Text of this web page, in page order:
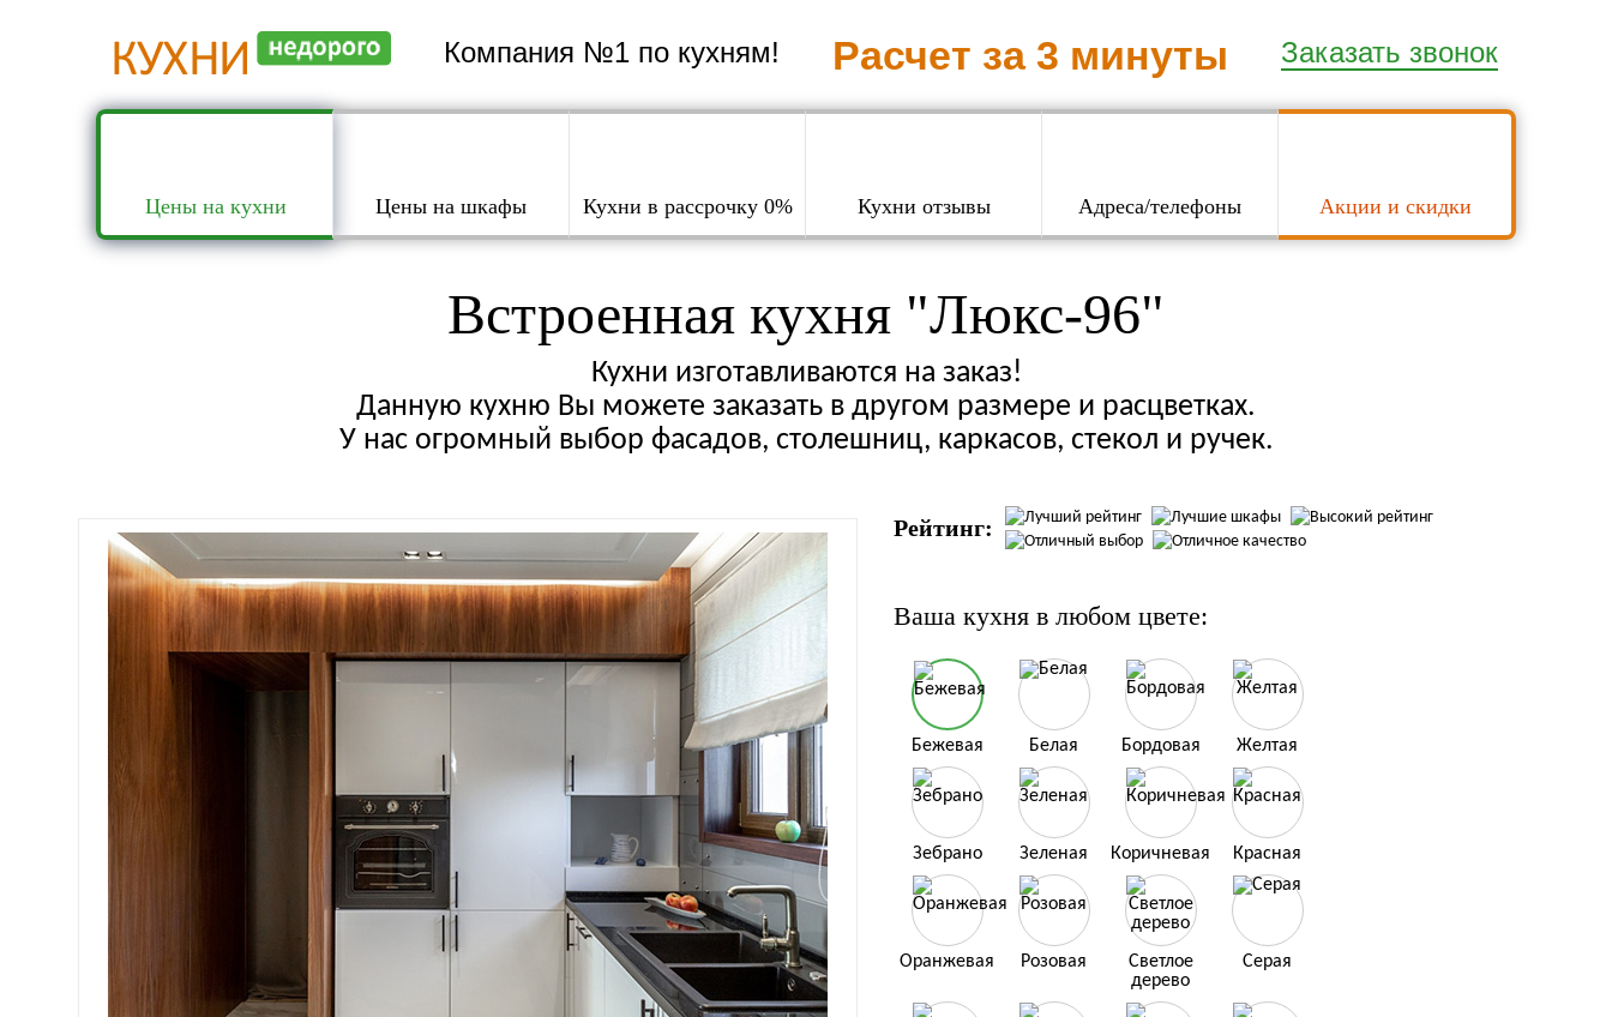
Компания №1 по кухням! Расчет за 3 минуты Заказать звонок
Цены на кухни Цены на шкафы Кухни в рассрочку 0% Кухни отзывы Адреса/телефоны Акции и скидки
Встроенная кухня "Люкс-96"
Кухни изготавливаются на заказ!
Данную кухню Вы можете заказать в другом размере и расцветках.
У нас огромный выбор фасадов, столешниц, каркасов, стекол и ручек.
Рейтинг:
Ваша кухня в любом цвете:
Бежевая Белая Бордовая Желтая
Зебрано Зеленая Коричневая Красная
Оранжевая Розовая
Светлое
дерево
Серая